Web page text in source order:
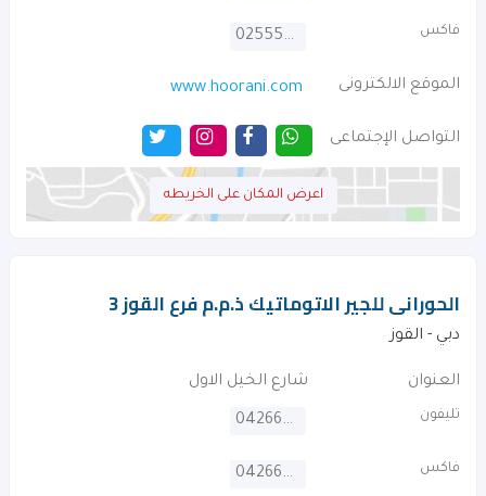
فاكس 025557688
الموقع الالكترونى www.hoorani.com
التواصل الإجتماعى
اعرض المكان على الخريطه
الحورانى للجير الاتوماتيك ذ.م.م فرع القوز 3
دبي - القوز
العنوان شارع الخيل الاول
تليفون 042667630
فاكس 042667640